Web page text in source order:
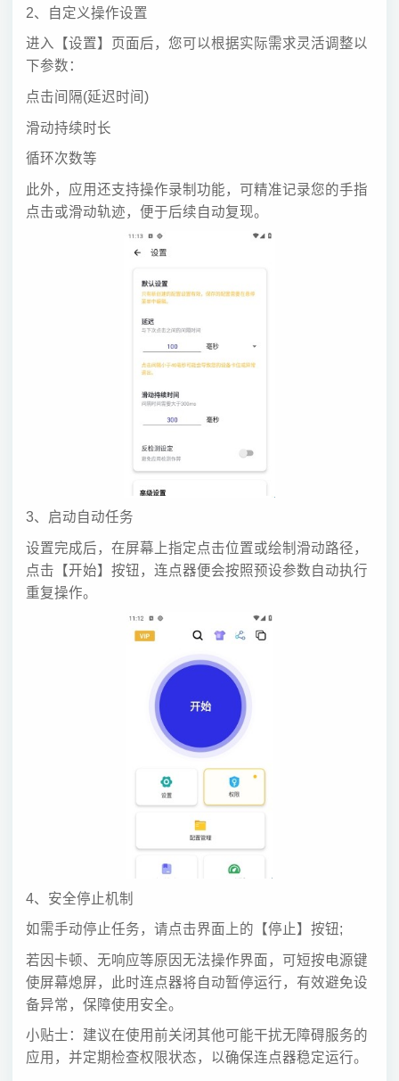
2、自定义操作设置
进入【设置】页面后，您可以根据实际需求灵活调整以
下参数：
点击间隔(延迟时间)
滑动持续时长
循环次数等
此外，应用还支持操作录制功能，可精准记录您的手指
点击或滑动轨迹，便于后续自动复现。
3、启动自动任务
设置完成后，在屏幕上指定点击位置或绘制滑动路径，
点击【开始】按钮，连点器便会按照预设参数自动执行
重复操作。
4、安全停止机制
如需手动停止任务，请点击界面上的【停止】按钮;
若因卡顿、无响应等原因无法操作界面，可短按电源键
使屏幕熄屏，此时连点器将自动暂停运行，有效避免设
备异常，保障使用安全。
小贴士：建议在使用前关闭其他可能干扰无障碍服务的
应用，并定期检查权限状态，以确保连点器稳定运行。